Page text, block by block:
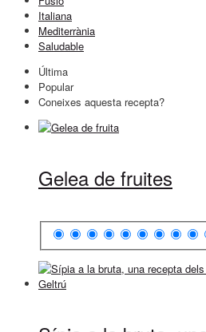
Italiana
Mediterrània
Saludable
Última
Popular
Coneixes aquesta recepta?
Gelea de fruites